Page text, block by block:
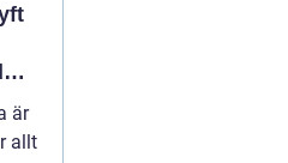
är
allt